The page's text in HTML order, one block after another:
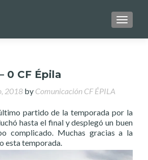
0 CF Épila
2018 by Comunicación CF ÉPILA
partido de la temporada por la
hasta el final y desplegó un buen
complicado. Muchas gracias a la
esta temporada.